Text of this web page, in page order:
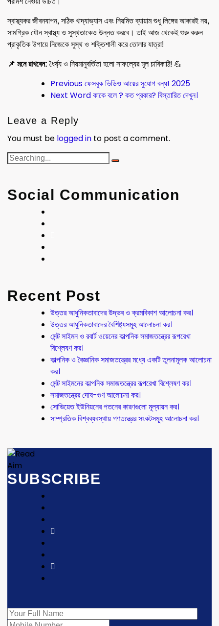
স্বাস্থ্যকর জীবনযাপন, সঠিক খাদ্যাভ্যাস এবং নিয়মিত ব্যায়াম শুধু লিঙ্গের আকারই নয়,
সামগ্রিক যৌন স্বাস্থ্য ও সুস্থতাকেও উন্নত করবে। তাই আজ থেকেই শুরু করুন
প্রাকৃতিক উপায়ে নিজেকে সুস্থ ও শক্তিশালী করে তোলার যাত্রা!
📌 মনে রাখবেন:ধৈর্য্য ও নিয়মানুবর্তিতা হলো সাফল্যের মূল চাবিকাঠি! 💪
Previousফেসবুক ভিডিও আয়ের সুযোগ বন্ধ! 2025
Next Word কাকে বলে ? কত প্রকার? বিস্তারিত দেখুন।
Leave a Reply
You must be logged in to post a comment.
Social Communication
Recent Post
উত্তর আধুনিকতাবাদের উদ্ভব ও ক্রমবিকাশ আলোচনা কর।
উত্তর আধুনিকতাবাদের বৈশিষ্ট্যসমূহ আলোচনা কর।
সেন্ট সাইমন ও রবার্ট ওয়েনের কাল্পনিক সমাজতন্ত্রের রূপরেখা
বিশ্লেষণ কর।
কাল্পনিক ও বৈজ্ঞানিক সমাজতন্ত্রের মধ্যে একটি তুলনামূলক আলোচনা
কর।
সেন্ট সাইমনের কাল্পনিক সমাজতন্ত্রের রূপরেখা বিশ্লেষণ কর।
সমাজতন্ত্রের দোষ-গুণ আলোচনা কর।
সোভিয়েত ইউনিয়নের পতনের কারণগুলো মূল্যায়ন কর।
সাম্প্রতিক বিশ্বব্যবস্থায় গণতন্ত্রের সংকটসমূহ আলোচনা কর।
SUBSCRIBE